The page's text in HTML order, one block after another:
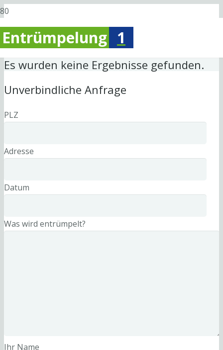
Entrümpelung 1
Es wurden keine Ergebnisse gefunden.
Unverbindliche Anfrage
PLZ
Adresse
Datum
Was wird entrümpelt?
Ihr Name